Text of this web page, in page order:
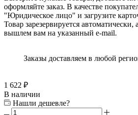
оформляйте заказ. В качестве
"Юридическое лицо" и загрузите
Товар зарезервируется автоматически,
вышлем вам на указанный e-mail.
Заказы доставляем в любой
1 622 ₽
В наличии
Нашли дешевле?